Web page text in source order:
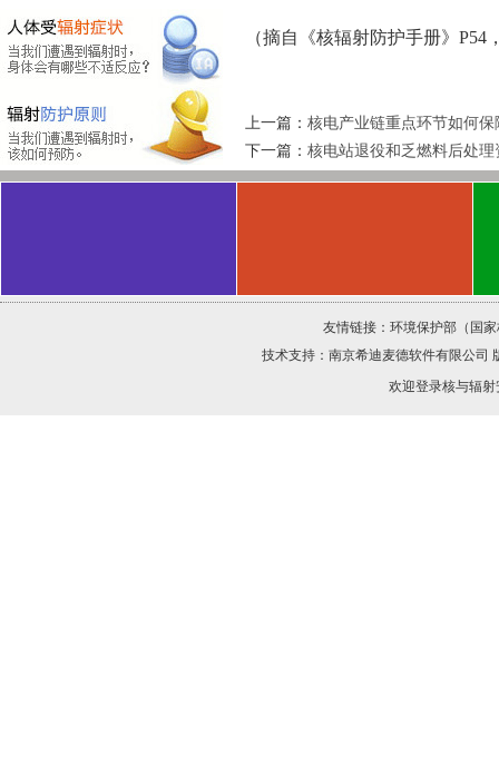
（摘自《核辐射防护手册》P54
上一篇： 核电产业链重点环节如何保
下一篇： 核电站退役和乏燃料后处
友情链接： 环境保护部（国
技术支持：南京希迪麦德软件有限公司
欢迎登录核与辐